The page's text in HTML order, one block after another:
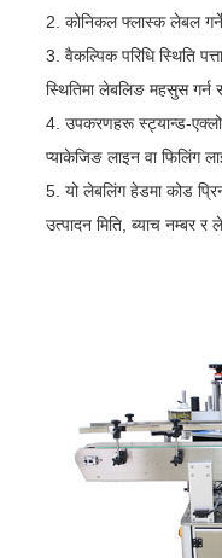
2. कोनिकल फ्लास्क लेबल गर्ने
3. वैकल्पिक परिधि स्थिति
स्थितिमा लेबलिङ महसुस गर्न
4. उपकरणहरू स्ट्यान्ड-एक्लो
प्याकेजिङ लाइन वा फिलिंग
5. यो लेबलिंग हेडमा कोड
उत्पादन मिति, ब्याच नम्बर